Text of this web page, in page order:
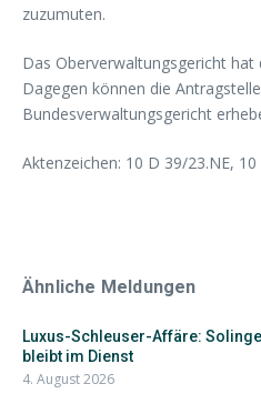
zuzumuten.
Das Oberverwaltungsgericht hat
Dagegen können die
Bundesverwaltungsgericht
Aktenzeichen: 10 D 39/23.NE,
Ähnliche Meldungen
Luxus-Schleuser-Affäre:
bleibt im Dienst
4. August 2026